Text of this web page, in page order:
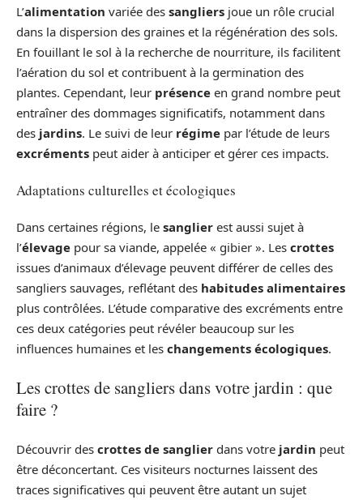
L’alimentation variée des sangliers joue un rôle crucial
dans la dispersion des graines et la régénération des sols.
En fouillant le sol à la recherche de nourriture, ils facilitent
l’aération du sol et contribuent à la germination des
plantes. Cependant, leur présence en grand nombre peut
entraîner des dommages significatifs, notamment dans
des jardins. Le suivi de leur régime par l’étude de leurs
excréments peut aider à anticiper et gérer ces impacts.
Adaptations culturelles et écologiques
Dans certaines régions, le sanglier est aussi sujet à
l’élevage pour sa viande, appelée « gibier ». Les crottes
issues d’animaux d’élevage peuvent différer de celles des
sangliers sauvages, reflétant des habitudes alimentaires
plus contrôlées. L’étude comparative des excréments entre
ces deux catégories peut révéler beaucoup sur les
influences humaines et les changements écologiques.
Les crottes de sangliers dans votre jardin : que
faire ?
Découvrir des crottes de sanglier dans votre jardin peut
être déconcertant. Ces visiteurs nocturnes laissent des
traces significatives qui peuvent être autant un sujet